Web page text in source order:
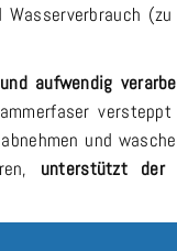
aufwendig
abnehmen und
unterstützt der